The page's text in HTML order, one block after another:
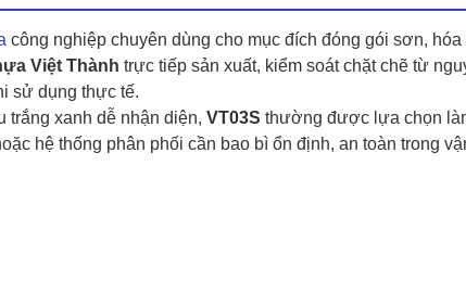
công nghiệp chuyên dùng cho mục đích đóng gói sơn, hóa
Việt Thành trực tiếp sản xuất, kiểm soát chặt chẽ từ
sử dụng thực tế.
trắng xanh dễ nhận diện, VT03S thường được lựa chọn
hệ thống phân phối cần bao bì ổn định, an toàn trong